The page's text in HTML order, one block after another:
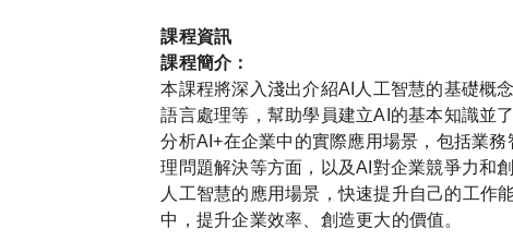
課程資訊
課程簡介：
本課程將深入淺出介紹AI人工智慧的基礎概
語言處理等，幫助學員建立AI的基本知識並
分析AI+在企業中的實際應用場景，包括業
理問題解決等方面，以及AI對企業競爭力和
人工智慧的應用場景，快速提升自己的工作
中，提升企業效率、創造更大的價值。